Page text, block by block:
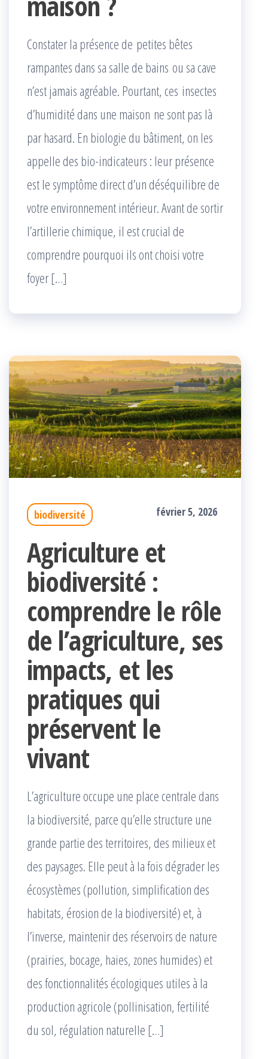
Constater la présence de petites bêtes
rampantes dans sa salle de bains ou sa cave
n’est jamais agréable. Pourtant, ces insectes
d’humidité dans une maison ne sont pas là
par hasard. En biologie du bâtiment, on les
appelle des bio-indicateurs : leur présence
est le symptôme direct d’un déséquilibre de
votre environnement intérieur. Avant de sortir
l’artillerie chimique, il est crucial de
comprendre pourquoi ils ont choisi votre
foyer […]
biodiversité février 5, 2026
Agriculture et
biodiversité :
comprendre le rôle
de l’agriculture, ses
impacts, et les
pratiques qui
préservent le
vivant
L’agriculture occupe une place centrale dans
la biodiversité, parce qu’elle structure une
grande partie des territoires, des milieux et
des paysages. Elle peut à la fois dégrader les
écosystèmes (pollution, simplification des
habitats, érosion de la biodiversité) et, à
l’inverse, maintenir des réservoirs de nature
(prairies, bocage, haies, zones humides) et
des fonctionnalités écologiques utiles à la
production agricole (pollinisation, fertilité
du sol, régulation naturelle […]